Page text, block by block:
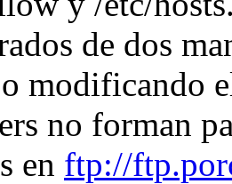
de dos
modificando
no forman
en ftp://